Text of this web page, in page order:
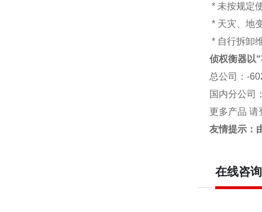
* 未按规定
* 天灾、地
* 自行拆卸
侦权衡器以
总公司
：-
国内分公司
更多产品 请
友情提示：
在线咨询